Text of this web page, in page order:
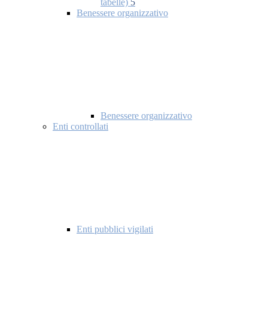
tabelle) 5
Benessere organizzativo
Benessere organizzativo
Enti controllati
Enti pubblici vigilati